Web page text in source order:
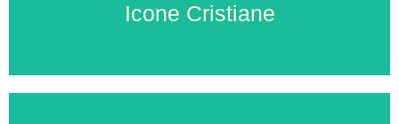
Icone Cristiane